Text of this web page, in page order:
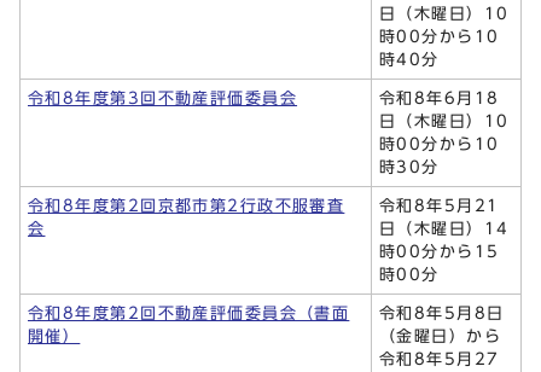
日（木曜日）10
時00分から10
時40分
令和8年度第3回不動産評価委員会
令和8年6月18
日（木曜日）10
時00分から10
時30分
令和8年度第2回京都市第2行政不服審査
会
令和8年5月21
日（木曜日）14
時00分から15
時00分
令和8年度第2回不動産評価委員会（書面
開催）
令和8年5月8日
（金曜日）から
令和8年5月27